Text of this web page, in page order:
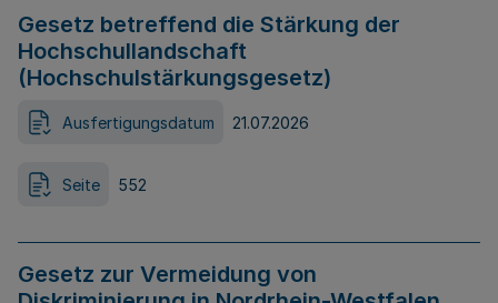
Gesetz betreffend die Stärkung der
Hochschullandschaft
(Hochschulstärkungsgesetz)
Ausfertigungsdatum 21.07.2026
Seite 552
Gesetz zur Vermeidung von